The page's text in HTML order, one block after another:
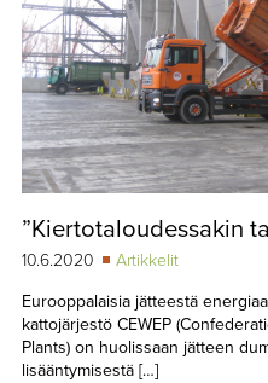
”Kiertotaloudessakin
10.6.2020
Artikkelit
Eurooppalaisia jätteestä
kattojärjestö CEWEP
Plants) on huolissaan jätteen
lisääntymisestä […]